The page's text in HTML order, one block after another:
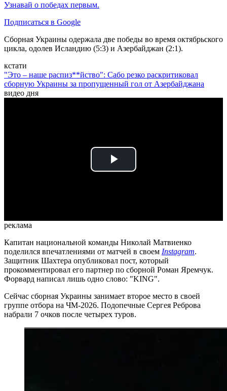
Узнавай о победах первым.
Подписаться в Google
Сборная Украины одержала две победы во время октябрьского
цикла, одолев Исландию (5:3) и Азербайджан (2:1).
кстати
"Это – наше распиз**йство": Сабо резко раскритиковал
сборную Украины за пропущенный гол от Азербайджана
видео дня
Play
реклама
Капитан национальной команды Николай Матвиенко
поделился впечатлениями от матчей в своем Instagram.
Защитник Шахтера опубликовал пост, который
прокомментировал его партнер по сборной Роман Яремчук.
Форвард написал лишь одно слово: "KING".
Сейчас сборная Украины занимает второе место в своей
группе отбора на ЧМ-2026. Подопечные Сергея Реброва
набрали 7 очков после четырех туров.